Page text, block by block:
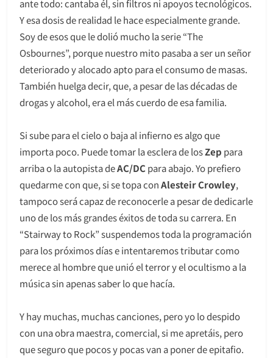
ante todo: cantaba él, sin filtros ni apoyos tecnológicos.
Y esa dosis de realidad le hace especialmente grande.
Soy de esos que le dolió mucho la serie “The
Osbournes”, porque nuestro mito pasaba a ser un señor
deteriorado y alocado apto para el consumo de masas.
También huelga decir, que, a pesar de las décadas de
drogas y alcohol, era el más cuerdo de esa familia.
Si sube para el cielo o baja al infierno es algo que
importa poco. Puede tomar la esclera de losZep para
arriba o la autopista deAC/DCpara abajo. Yo prefiero
quedarme con que, si se topa conAlesteir Crowley,
tampoco será capaz de reconocerle a pesar de dedicarle
uno de los más grandes éxitos de toda su carrera. En
“Stairway to Rock” suspendemos toda la programación
para los próximos días e intentaremos tributar como
merece al hombre que unió el terror y el ocultismo a la
música sin apenas saber lo que hacía.
Y hay muchas, muchas canciones, pero yo lo despido
con una obra maestra, comercial, si me apretáis, pero
que seguro que pocos y pocas van a poner de epitafio.